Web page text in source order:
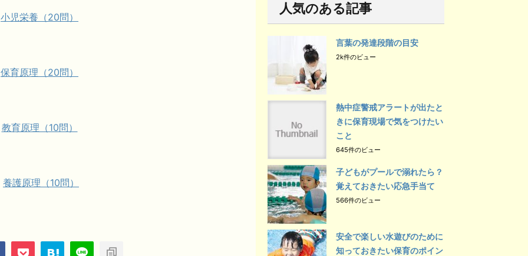
小児栄養（20問）
保育原理（20問）
教育原理（10問）
養護原理（10問）
人気のある記事
言葉の発達段階の目安
2k件のビュー
熱中症警戒アラートが出たと
きに保育現場で気をつけたい
こと
645件のビュー
子どもがプールで溺れたら？
覚えておきたい応急手当て
566件のビュー
安全で楽しい水遊びのために
知っておきたい保育のポイン